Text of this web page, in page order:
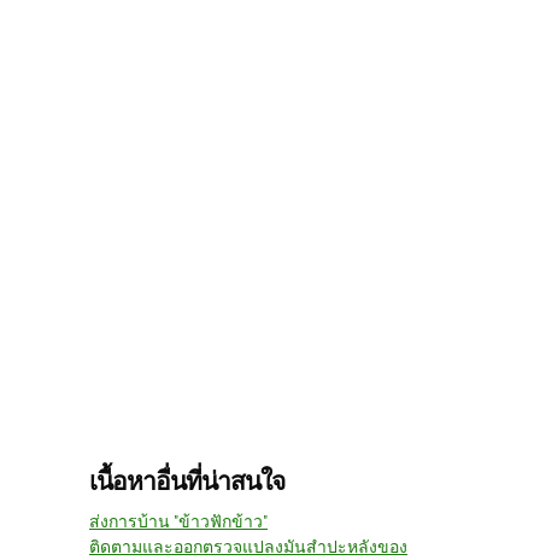
เนื้อหาอื่นที่น่าสนใจ
ส่งการบ้าน "ข้าวฟักข้าว"
ติดตามและออกตรวจแปลงมันสำปะหลังของ